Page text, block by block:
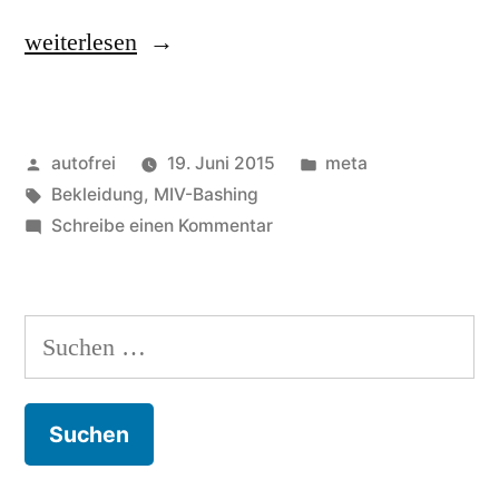
„eat
weiterlesen
Veröffentlicht
von
autofrei 19. Juni 2015
Veröffentlicht
meta
Schlagwörter:
Bekleidung, MIV-Bashing
Schreibe einen Kommentarzu
dust
Suchen
nach: